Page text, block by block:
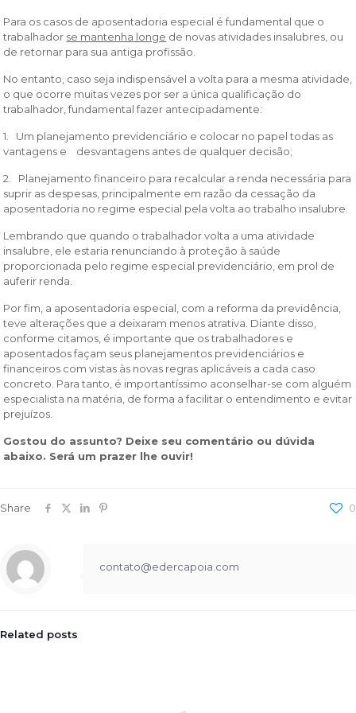
Para os casos de aposentadoria especial é fundamental que o
trabalhador se mantenha longe de novas atividades insalubres, ou
de retornar para sua antiga profissão.
No entanto, caso seja indispensável a volta para a mesma atividade,
o que ocorre muitas vezes por ser a única qualificação do
trabalhador, fundamental fazer antecipadamente:
1. Um planejamento previdenciário e colocar no papel todas as
vantagens e desvantagens antes de qualquer decisão;
2. Planejamento financeiro para recalcular a renda necessária para
suprir as despesas, principalmente em razão da cessação da
aposentadoria no regime especial pela volta ao trabalho insalubre.
Lembrando que quando o trabalhador volta a uma atividade
insalubre, ele estaria renunciando à proteção à saúde
proporcionada pelo regime especial previdenciário, em prol de
auferir renda.
Por fim, a aposentadoria especial, com a reforma da previdência,
teve alterações que a deixaram menos atrativa. Diante disso,
conforme citamos, é importante que os trabalhadores e
aposentados façam seus planejamentos previdenciários e
financeiros com vistas às novas regras aplicáveis a cada caso
concreto. Para tanto, é importantíssimo aconselhar-se com alguém
especialista na matéria, de forma a facilitar o entendimento e evitar
prejuízos.
Gostou do assunto? Deixe seu comentário ou dúvida
abaixo. Será um prazer lhe ouvir!
Share 0
contato@edercapoia.com
Related posts